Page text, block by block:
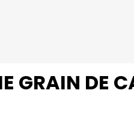
GRAIN DE